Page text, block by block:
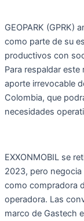
GEOPARK (GPRK)
como parte de su
productivos con
Para respaldar
aporte irrevocable
Colombia, que
necesidades
EXXONMOBIL se
2023, pero
como compradora
operadora. Las
marco de Gastech